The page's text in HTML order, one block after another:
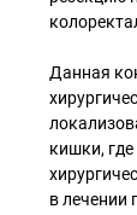
Данная
кишки,
в лечении